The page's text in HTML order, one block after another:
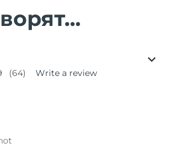
(64) Write a review